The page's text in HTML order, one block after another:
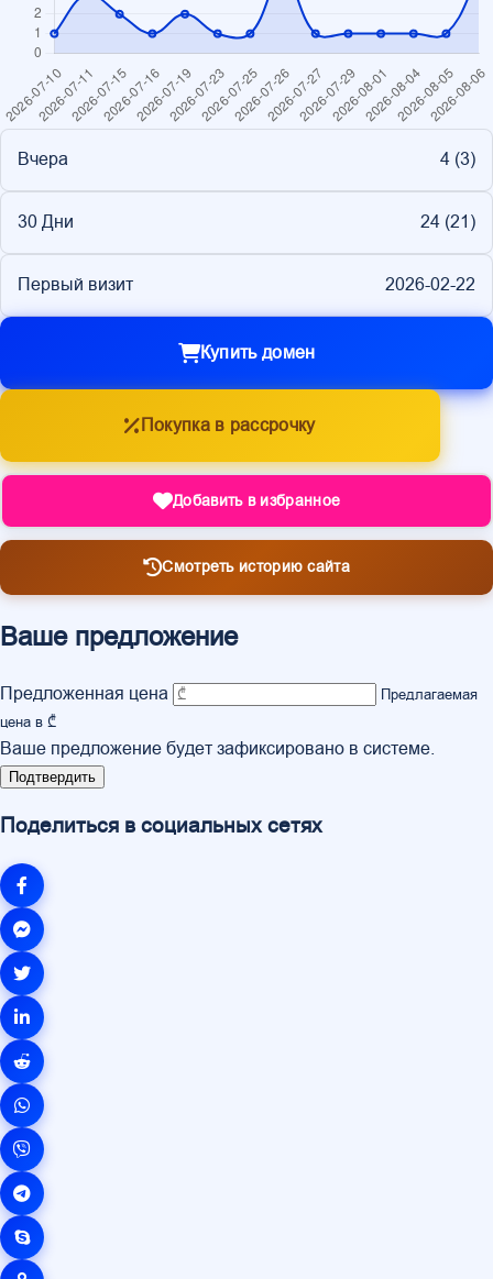
Вчера 4 (3)
30 Дни 24 (21)
Первый визит 2026-02-22
Купить домен
Покупка в рассрочку
Добавить в избранное
Смотреть историю сайта
Ваше предложение
Предложенная цена
Предлагаемая
цена в ₾
Ваше предложение будет зафиксировано в системе.
Подтвердить
Поделиться в социальных сетях